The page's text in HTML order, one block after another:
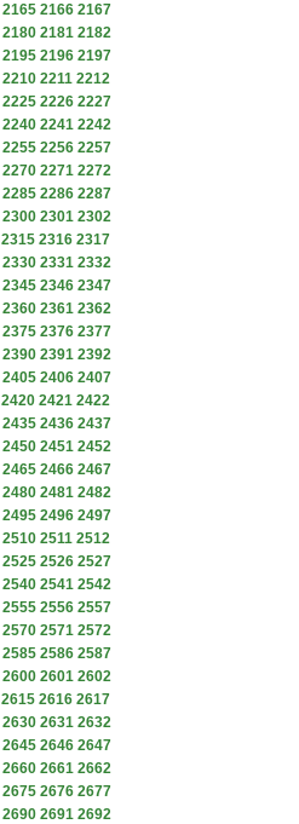
2165 2166 2167
2180 2181 2182
2195 2196 2197
2210 2211 2212
2225 2226 2227
2240 2241 2242
2255 2256 2257
2270 2271 2272
2285 2286 2287
2300 2301 2302
2315 2316 2317
2330 2331 2332
2345 2346 2347
2360 2361 2362
2375 2376 2377
2390 2391 2392
2405 2406 2407
2420 2421 2422
2435 2436 2437
2450 2451 2452
2465 2466 2467
2480 2481 2482
2495 2496 2497
2510 2511 2512
2525 2526 2527
2540 2541 2542
2555 2556 2557
2570 2571 2572
2585 2586 2587
2600 2601 2602
2615 2616 2617
2630 2631 2632
2645 2646 2647
2660 2661 2662
2675 2676 2677
2690 2691 2692